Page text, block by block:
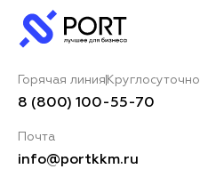
Горячая линия Круглосуточно
8 (800) 100-55-70
Почта
info@portkkm.ru